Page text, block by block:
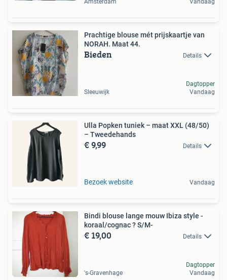
Amsterdam Vandaag
Prachtige blouse mét prijskaartje van
NORAH. Maat 44.
Bieden Details
Sleeuwijk
Dagtopper
Vandaag
Ulla Popken tuniek – maat XXL (48/50)
– Tweedehands
€ 9,99 Details
Bezoek website Vandaag
Bindi blouse lange mouw Ibiza style -
koraal/cognac ? S/M-
€ 19,00 Details
's-Gravenhage
Dagtopper
Vandaag